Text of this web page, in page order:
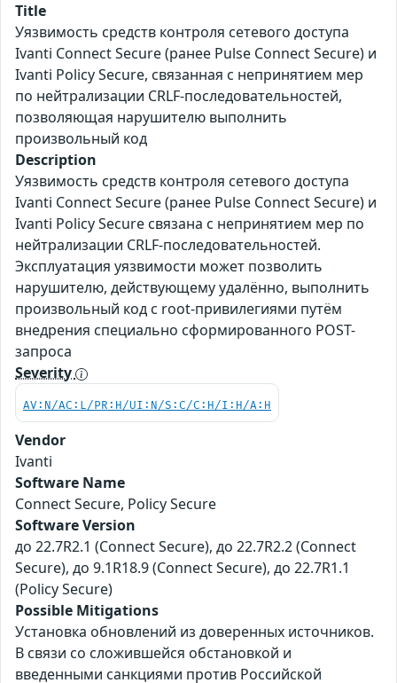
Title
Уязвимость средств контроля сетевого доступа
Ivanti Connect Secure (ранее Pulse Connect Secure) и
Ivanti Policy Secure, связанная с непринятием мер
по нейтрализации CRLF-последовательностей,
позволяющая нарушителю выполнить
произвольный код
Description
Уязвимость средств контроля сетевого доступа
Ivanti Connect Secure (ранее Pulse Connect Secure) и
Ivanti Policy Secure связана с непринятием мер по
нейтрализации CRLF-последовательностей.
Эксплуатация уязвимости может позволить
нарушителю, действующему удалённо, выполнить
произвольный код с root-привилегиями путём
внедрения специально сформированного POST-
запроса
Severity
AV:N/AC:L/PR:H/UI:N/S:C/C:H/I:H/A:H
Vendor
Ivanti
Software Name
Connect Secure, Policy Secure
Software Version
до 22.7R2.1 (Connect Secure), до 22.7R2.2 (Connect
Secure), до 9.1R18.9 (Connect Secure), до 22.7R1.1
(Policy Secure)
Possible Mitigations
Установка обновлений из доверенных источников.
В связи со сложившейся обстановкой и
введенными санкциями против Российской